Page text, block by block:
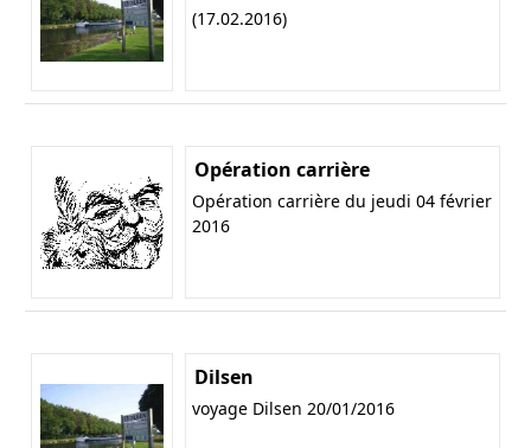
(17.02.2016)
Opération carrière
Opération carrière du jeudi 04 février
2016
Dilsen
voyage Dilsen 20/01/2016